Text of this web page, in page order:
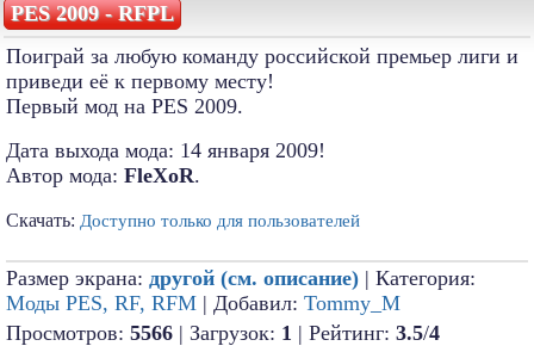
PES 2009 - RFPL
Поиграй за любую команду российской премьер лиги и
приведи её к первому месту!
Первый мод на PES 2009.
Дата выхода мода: 14 января 2009!
Автор мода: FleXoR.
Скачать: Доступно только для пользователей
Размер экрана: другой (см. описание) | Категория:
Моды PES, RF, RFM | Добавил: Tommy_M
Просмотров: 5566 | Загрузок: 1 | Рейтинг: 3.5/4